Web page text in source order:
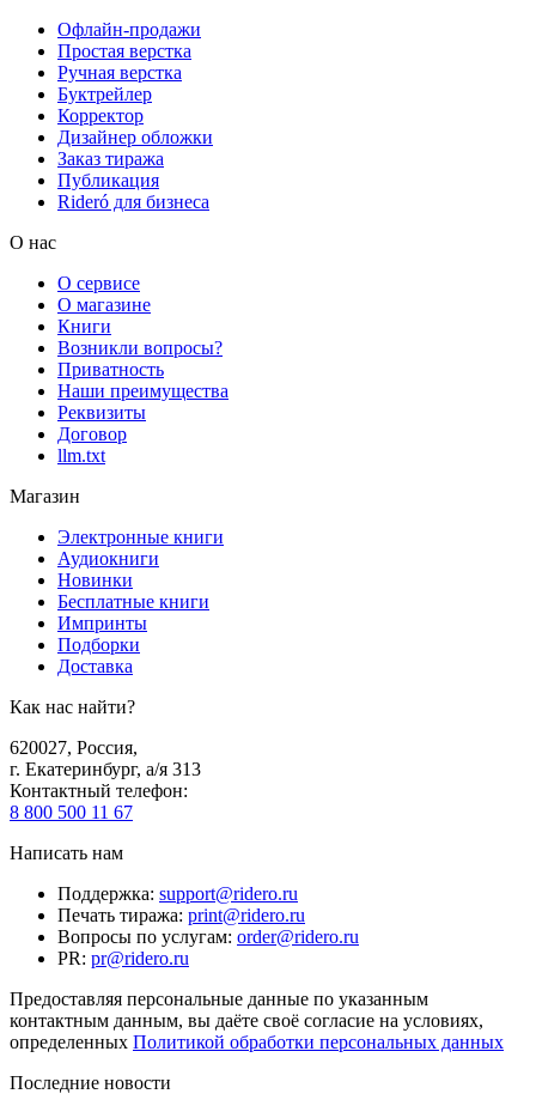
Офлайн-продажи
Простая верстка
Ручная верстка
Буктрейлер
Корректор
Дизайнер обложки
Заказ тиража
Публикация
Rideró для бизнеса
О нас
О сервисе
О магазине
Книги
Возникли вопросы?
Приватность
Наши преимущества
Реквизиты
Договор
llm.txt
Магазин
Электронные книги
Аудиокниги
Новинки
Бесплатные книги
Импринты
Подборки
Доставка
Как нас найти?
620027, Россия,
г. Екатеринбург, а/я 313
Контактный телефон:
8 800 500 11 67
Написать нам
Поддержка: support@ridero.ru
Печать тиража: print@ridero.ru
Вопросы по услугам: order@ridero.ru
PR: pr@ridero.ru
Предоставляя персональные данные по указанным
контактным данным, вы даёте своё согласие на условиях,
определенных Политикой обработки персональных данных
Последние новости